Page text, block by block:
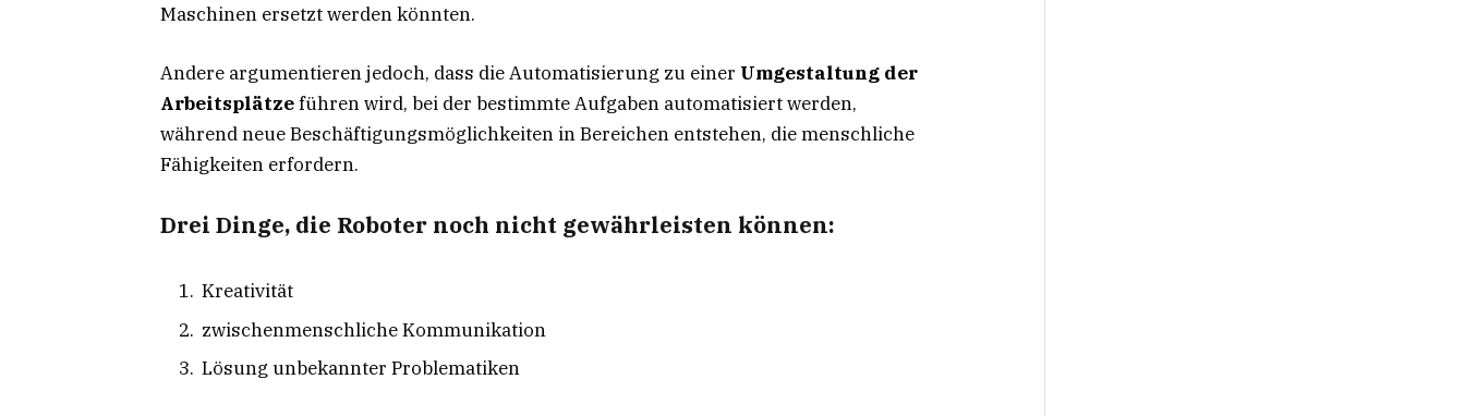
Maschinen ersetzt werden könnten.
Andere argumentieren jedoch, dass die Automatisierung zu einer Umgestaltung der
Arbeitsplätzeführen wird, bei der bestimmte Aufgaben automatisiert werden,
während neue Beschäftigungsmöglichkeiten in Bereichen entstehen, die menschliche
Fähigkeiten erfordern.
Drei Dinge, die Roboter noch nicht gewährleisten können:
Kreativität
zwischenmenschliche Kommunikation
Lösung unbekannter Problematiken